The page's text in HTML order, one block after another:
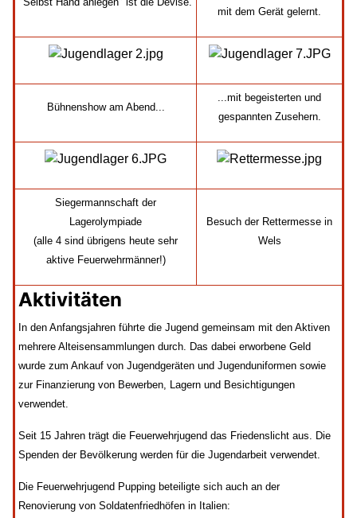
mit dem Gerät gelernt.
Bühnenshow am Abend...
...mit begeisterten und
gespannten Zusehern.
Siegermannschaft der
Lagerolympiade
(alle 4 sind übrigens heute sehr
aktive Feuerwehrmänner!)
Besuch der Rettermesse in
Wels
Aktivitäten
In den Anfangsjahren führte die Jugend gemeinsam mit den Aktiven
mehrere Alteisensammlungen durch. Das dabei erworbene Geld
wurde zum Ankauf von Jugendgeräten und Jugenduniformen sowie
zur Finanzierung von Bewerben, Lagern und Besichtigungen
verwendet.
Seit 15 Jahren trägt die Feuerwehrjugend das Friedenslicht aus. Die
Spenden der Bevölkerung werden für die Jugendarbeit verwendet.
Die Feuerwehrjugend Pupping beteiligte sich auch an der
Renovierung von Soldatenfriedhöfen in Italien: